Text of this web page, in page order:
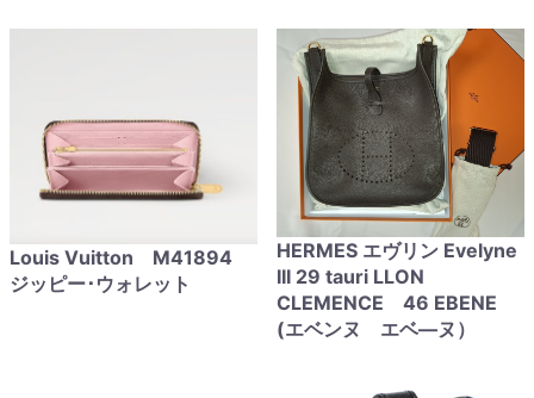
Louis Vuitton M41894
ジッピー･ウォレット
HERMES エヴリン Evelyne
III 29 tauri LLON
CLEMENCE 46 EBENE
(エベンヌ エベ―ヌ）